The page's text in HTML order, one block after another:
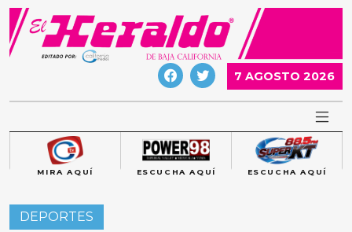
Skip
content
7 AGOSTO 2026
MIRA AQUÍ ESCUCHA AQUÍ ESCUCHA AQUÍ
DEPORTES